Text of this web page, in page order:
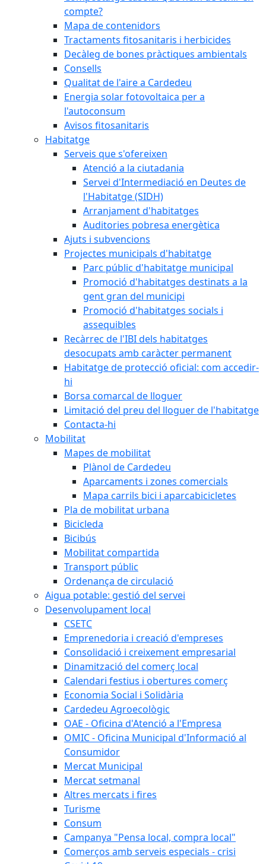
compte?
Mapa de contenidors
Tractaments fitosanitaris i herbicides
Decàleg de bones pràctiques ambientals
Consells
Qualitat de l'aire a Cardedeu
Energia solar fotovoltaica per a
l'autoconsum
Avisos fitosanitaris
Habitatge
Serveis que s'ofereixen
Atenció a la ciutadania
Servei d'Intermediació en Deutes de
l'Habitatge (SIDH)
Arranjament d'habitatges
Auditories pobresa energètica
Ajuts i subvencions
Projectes municipals d'habitatge
Parc públic d'habitatge municipal
Promoció d'habitatges destinats a la
gent gran del municipi
Promoció d'habitatges socials i
assequibles
Recàrrec de l'IBI dels habitatges
desocupats amb caràcter permanent
Habitatge de protecció oficial: com accedir-
hi
Borsa comarcal de lloguer
Limitació del preu del lloguer de l'habitatge
Contacta-hi
Mobilitat
Mapes de mobilitat
Plànol de Cardedeu
Aparcaments i zones comercials
Mapa carrils bici i aparcabicicletes
Pla de mobilitat urbana
Bicicleda
Bicibús
Mobilitat compartida
Transport públic
Ordenança de circulació
Aigua potable: gestió del servei
Desenvolupament local
CSETC
Emprenedoria i creació d'empreses
Consolidació i creixement empresarial
Dinamització del comerç local
Calendari festius i obertures comerç
Economia Social i Solidària
Cardedeu Agroecològic
OAE - Oficina d'Atenció a l'Empresa
OMIC - Oficina Municipal d'Informació al
Consumidor
Mercat Municipal
Mercat setmanal
Altres mercats i fires
Turisme
Consum
Campanya "Pensa local, compra local"
Comerços amb serveis especials - crisi